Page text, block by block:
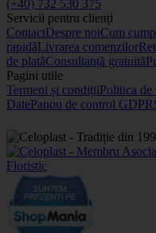
(+40) 732 530 375
Servicii pentru clienți
ContactDespre noiCum
rapidăLivrarea comenzilor
de platăConsultanță gratuită
Pagini utile
Termeni și condițiiPolitica
DatePanou de control GDPR